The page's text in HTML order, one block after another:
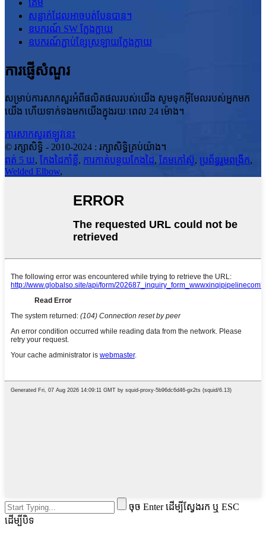
គែម
សន្លាក់ដែលអាចបត់បែនបាន។
ឧបករណ៍ SW ក្លែងក្លាយ
ឧបករណ៍ភ្ជាប់ខ្សែស្រឡាយក្លែងក្លាយ
ការផ្ញើសំណួរ
សម្រាប់ការសាកសួរអំពីផលិតផលរបស់យើង សូមទុកអ៊ីមែលរបស់អ្នកមក
យើង ហើយទាក់ទងមកយើងក្នុងរយៈពេល 24 ម៉ោង។
ការសាកសួរឥឡូវនេះ
© រក្សាសិទ្ធិ - 2010-2024 : រក្សាសិទ្ធិគ្រប់យ៉ាង។
ពត់ 5 ឃ, កែងដៃកាំខ្លី, ការកាត់បន្ថយកែងដៃ, គែមកៅស៊ូ, ប្រព័ន្ធរួមពង្រីក,
Welded Elbow,
ចុច Enter ដើម្បីស្វែងរក ឬ ESC
ដើម្បីបិទ